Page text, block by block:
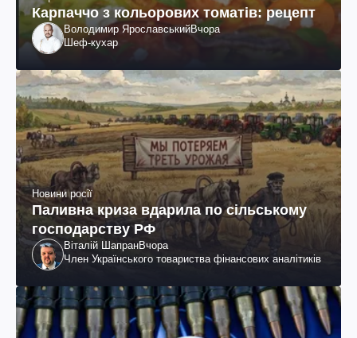
Карпаччо з кольорових томатів: рецепт
Володимир ЯрославськийВчора
Шеф-кухар
Новини росії
Паливна криза вдарила по сільському
господарству РФ
Віталій ШапранВчора
Член Українського товариства фінансових аналітиків